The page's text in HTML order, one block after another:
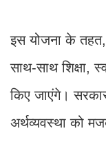
इस योजना के तहत,
साथ-साथ शिक्षा,
किए जाएंगे।
अर्थव्यवस्था को